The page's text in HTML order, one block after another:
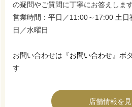
の疑問やご質問に丁寧にお答えします
営業時間：平日／11:00～17:00 土
日／水曜日
お問い合わせは 『お問い合わせ』 ボ
す
店舗情報を